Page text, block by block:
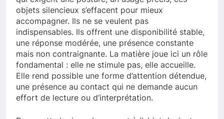
objets silencieux s’effacent pour mieux
accompagner. Ils ne se veulent pas
indispensables. Ils offrent une disponibilité stable,
une réponse modérée, une présence constante
mais non contraignante. La matière joue ici un rôle
fondamental : elle ne stimule pas, elle accueille.
Elle rend possible une forme d’attention détendue,
une présence au contact qui ne demande aucun
effort de lecture ou d’interprétation.